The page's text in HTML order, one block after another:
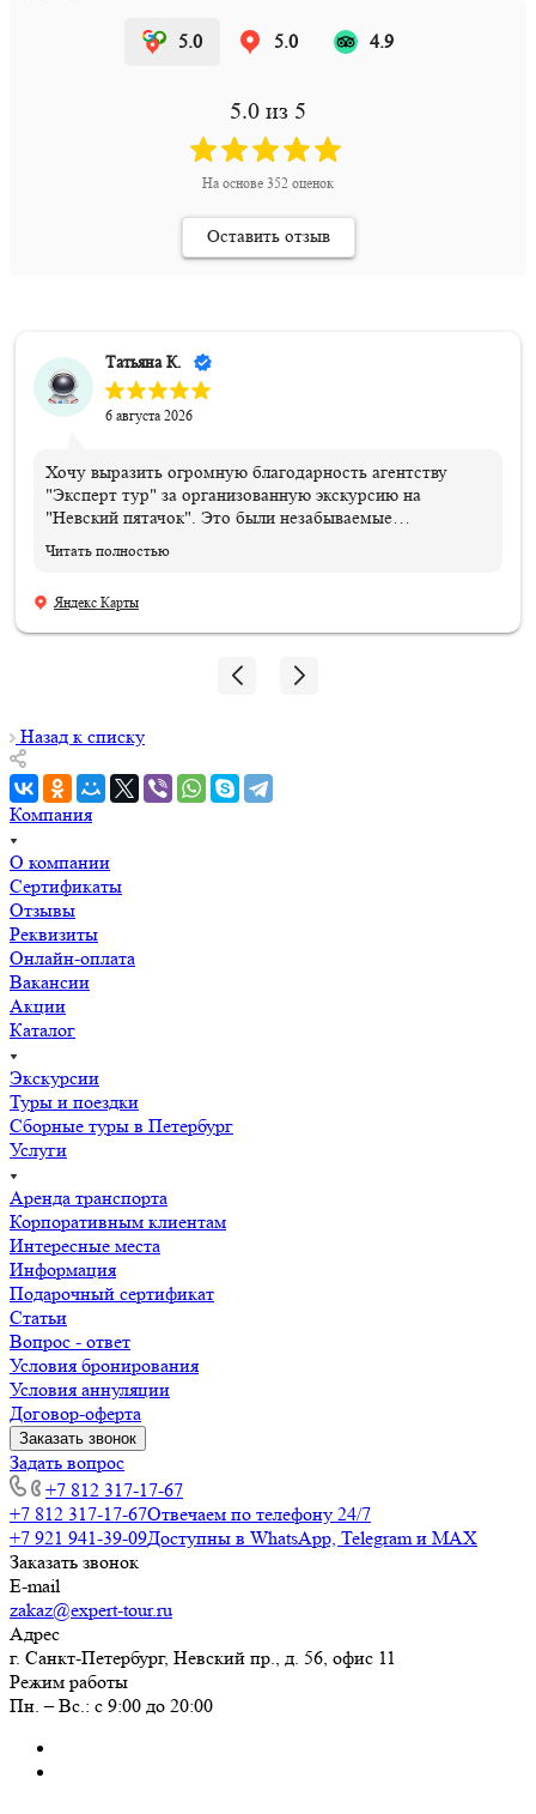
5.0 5.0 4.9
5.0 из 5
На основе 352 оценок
Оставить отзыв
Татьяна К.
6 августа 2026
Хочу выразить огромную благодарность агентству
"Эксперт тур" за организованную экскурсию на
"Невский пятачок". Это были незабываемые
впечатления и эмоции!!! Всем организаторам огромное
впечатления, и память, которые останутся навсегда.
Мой сын знает теперь, где совершил подвиг и погиб его
Читать полностью
Яндекс Карты
Назад к списку
Компания
О компании
Сертификаты
Отзывы
Реквизиты
Онлайн-оплата
Вакансии
Акции
Каталог
Экскурсии
Туры и поездки
Сборные туры в Петербург
Услуги
Аренда транспорта
Корпоративным клиентам
Интересные места
Информация
Подарочный сертификат
Статьи
Вопрос - ответ
Условия бронирования
Условия аннуляции
Договор-оферта
Заказать звонок
Задать вопрос
+7 812 317-17-67
+7 812 317-17-67Отвечаем по телефону 24/7
+7 921 941-39-09Доступны в WhatsApp, Telegram и MAX
Заказать звонок
E-mail
zakaz@expert-tour.ru
Адрес
г. Санкт-Петербург, Невский пр., д. 56, офис 11
Режим работы
Пн. – Вс.: с 9:00 до 20:00